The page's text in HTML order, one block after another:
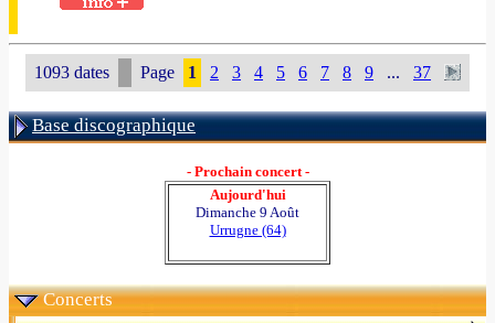
1093 dates Page 1 2 3 4 5 6 7 8 9 ... 37
Base discographique
- Prochain concert -
Aujourd'hui
Dimanche 9 Août
Urrugne (64)
Concerts